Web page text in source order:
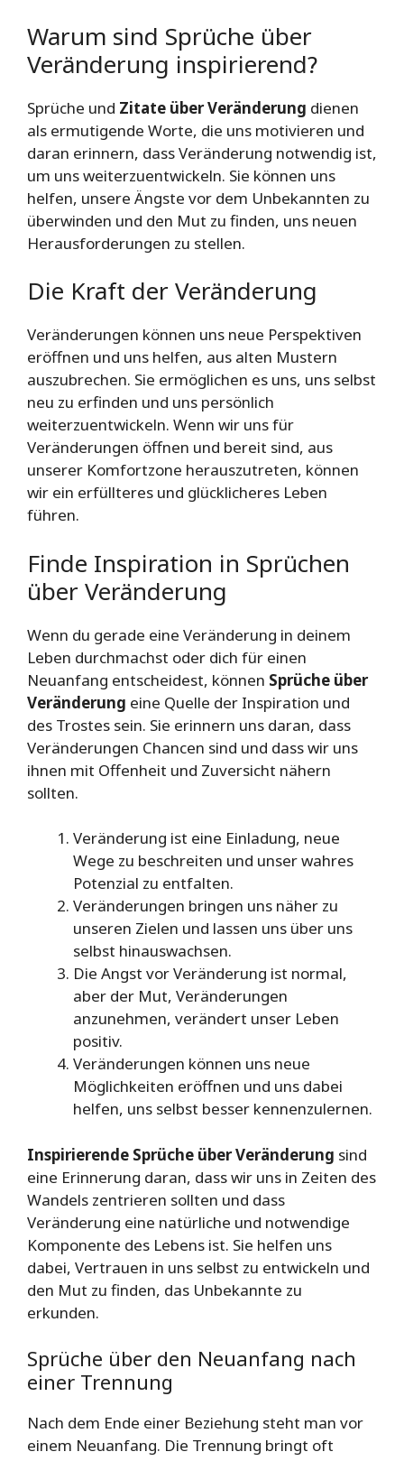
Warum sind Sprüche über
Veränderung inspirierend?
Sprüche und Zitate über Veränderung dienen
als ermutigende Worte, die uns motivieren und
daran erinnern, dass Veränderung notwendig ist,
um uns weiterzuentwickeln. Sie können uns
helfen, unsere Ängste vor dem Unbekannten zu
überwinden und den Mut zu finden, uns neuen
Herausforderungen zu stellen.
Die Kraft der Veränderung
Veränderungen können uns neue Perspektiven
eröffnen und uns helfen, aus alten Mustern
auszubrechen. Sie ermöglichen es uns, uns selbst
neu zu erfinden und uns persönlich
weiterzuentwickeln. Wenn wir uns für
Veränderungen öffnen und bereit sind, aus
unserer Komfortzone herauszutreten, können
wir ein erfüllteres und glücklicheres Leben
führen.
Finde Inspiration in Sprüchen
über Veränderung
Wenn du gerade eine Veränderung in deinem
Leben durchmachst oder dich für einen
Neuanfang entscheidest, können Sprüche über
Veränderung eine Quelle der Inspiration und
des Trostes sein. Sie erinnern uns daran, dass
Veränderungen Chancen sind und dass wir uns
ihnen mit Offenheit und Zuversicht nähern
sollten.
Veränderung ist eine Einladung, neue
Wege zu beschreiten und unser wahres
Potenzial zu entfalten.
Veränderungen bringen uns näher zu
unseren Zielen und lassen uns über uns
selbst hinauswachsen.
Die Angst vor Veränderung ist normal,
aber der Mut, Veränderungen
anzunehmen, verändert unser Leben
positiv.
Veränderungen können uns neue
Möglichkeiten eröffnen und uns dabei
helfen, uns selbst besser kennenzulernen.
Inspirierende Sprüche über Veränderung sind
eine Erinnerung daran, dass wir uns in Zeiten des
Wandels zentrieren sollten und dass
Veränderung eine natürliche und notwendige
Komponente des Lebens ist. Sie helfen uns
dabei, Vertrauen in uns selbst zu entwickeln und
den Mut zu finden, das Unbekannte zu
erkunden.
Sprüche über den Neuanfang nach
einer Trennung
Nach dem Ende einer Beziehung steht man vor
einem Neuanfang. Die Trennung bringt oft